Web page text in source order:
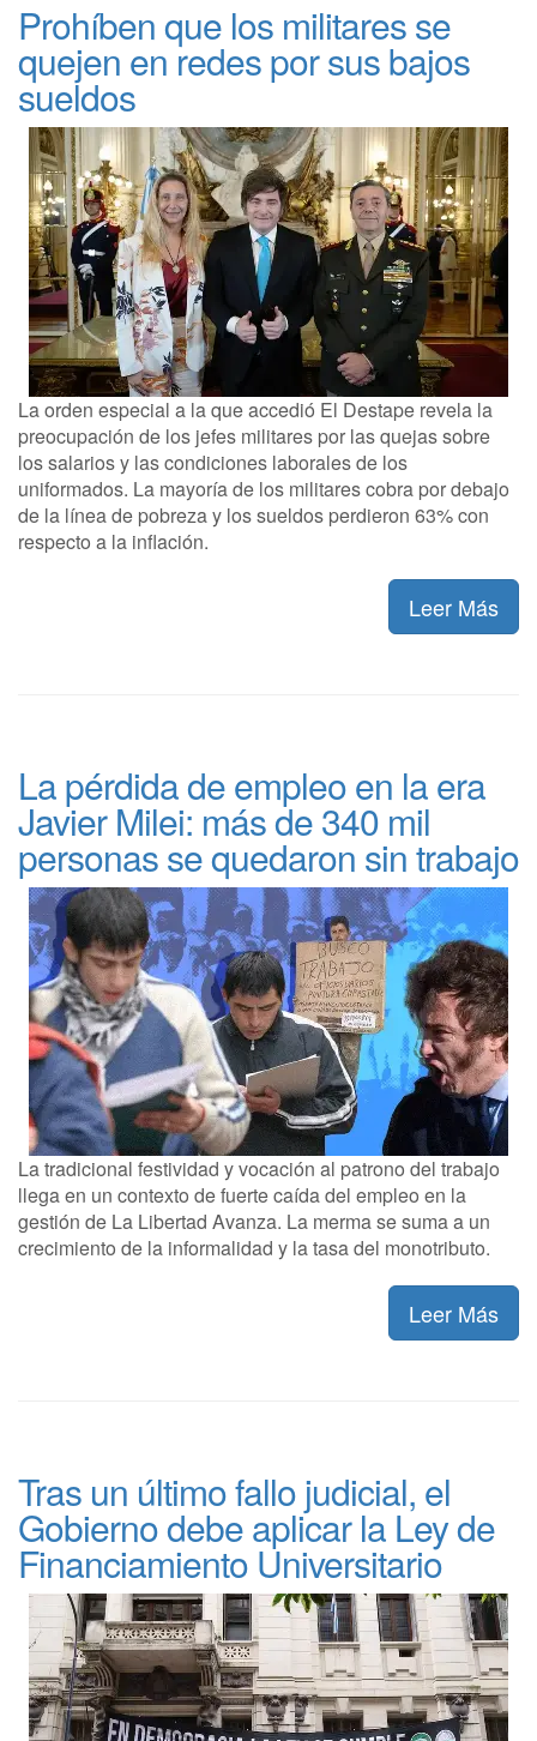
Prohíben que los militares se
quejen en redes por sus bajos
sueldos
La orden especial a la que accedió El Destape revela la
preocupación de los jefes militares por las quejas sobre
los salarios y las condiciones laborales de los
uniformados. La mayoría de los militares cobra por debajo
de la línea de pobreza y los sueldos perdieron 63% con
respecto a la inflación.
Leer Más
La pérdida de empleo en la era
Javier Milei: más de 340 mil
personas se quedaron sin trabajo
La tradicional festividad y vocación al patrono del trabajo
llega en un contexto de fuerte caída del empleo en la
gestión de La Libertad Avanza. La merma se suma a un
crecimiento de la informalidad y la tasa del monotributo.
Leer Más
Tras un último fallo judicial, el
Gobierno debe aplicar la Ley de
Financiamiento Universitario